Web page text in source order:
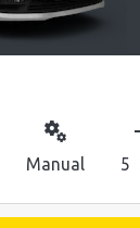
miscellaneous_services
Manual 5